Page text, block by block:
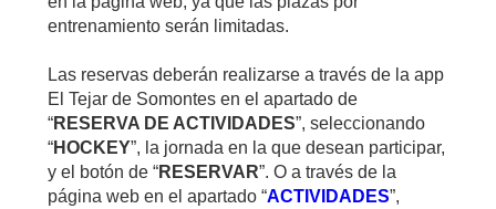
entrenamiento serán limitadas.
Las reservas deberán realizarse a través de la app
El Tejar de Somontes en el apartado de
“RESERVA DE ACTIVIDADES”, seleccionando
“HOCKEY”, la jornada en la que desean participar,
y el botón de “RESERVAR”. O a través de la
página web en el apartado “ACTIVIDADES”,